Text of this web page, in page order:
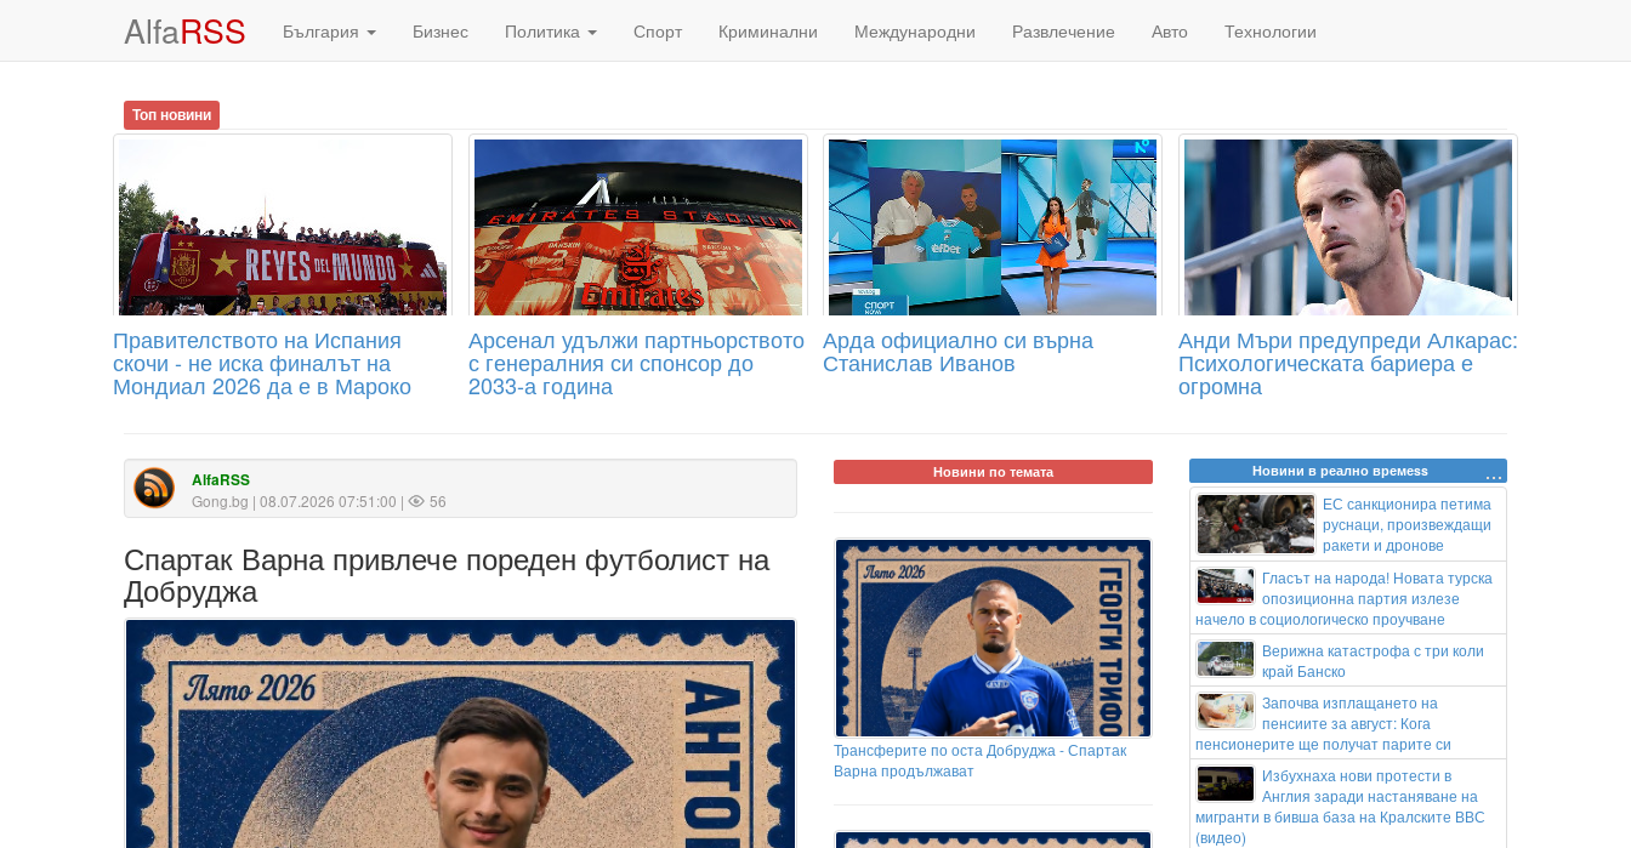
AlfaRSS България Бизнес Политика Спорт Криминални Международни Развлечение Авто Технологии
Топ новини
Правителството на Испания
скочи - не иска финалът на
Мондиал 2026 да е в Мароко
Арсенал удължи партньорството
с генералния си спонсор до
2033-а година
Арда официално си върна
Станислав Иванов
Анди Мъри предупреди Алкарас:
Психологическата бариера е
огромна
AlfaRSS
Gong.bg | 08.07.2026 07:51:00 | 56
Спартак Варна привлече пореден футболист на
Добруджа
Новини по темата
Трансферите по оста Добруджа - Спартак
Варна продължават
Новини в реално времеss
ЕС санкционира петима
руснаци, произвеждащи
ракети и дронове
Гласът на народа! Новата турска
опозиционна партия излезе
начело в социологическо проучване
Верижна катастрофа с три коли
край Банско
Започва изплащането на
пенсиите за август: Кога
пенсионерите ще получат парите си
Избухнаха нови протести в
Англия заради настаняване на
мигранти в бивша база на Кралските ВВС
(видео)